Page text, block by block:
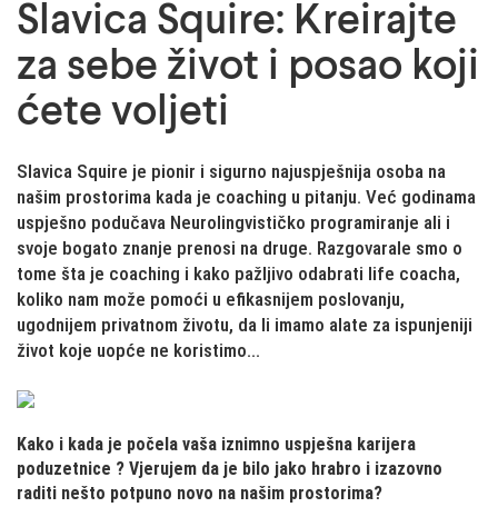
Slavica Squire: Kreirajte
za sebe život i posao koji
ćete voljeti
Slavica Squire je pionir i sigurno najuspješnija osoba na
našim prostorima kada je coaching u pitanju. Već godinama
uspješno podučava Neurolingvističko programiranje ali i
svoje bogato znanje prenosi na druge. Razgovarale smo o
tome šta je coaching i kako pažljivo odabrati life coacha,
koliko nam može pomoći u efikasnijem poslovanju,
ugodnijem privatnom životu, da li imamo alate za ispunjeniji
život koje uopće ne koristimo...
Kako i kada je počela vaša iznimno uspješna karijera
poduzetnice ? Vjerujem da je bilo jako hrabro i izazovno
raditi nešto potpuno novo na našim prostorima?